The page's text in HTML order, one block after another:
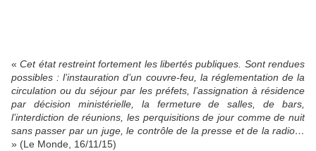
«Cet état restreint fortement les libertés publiques. Sont rendues
possibles : l’instauration d’un couvre-feu, la réglementation de la
circulation ou du séjour par les préfets, l’assignation à résidence
par décision ministérielle, la fermeture de salles, de bars,
l’interdiction de réunions, les perquisitions de jour comme de nuit
sans passer par un juge, le contrôle de la presse et de la radio…
» (Le Monde, 16/11/15)